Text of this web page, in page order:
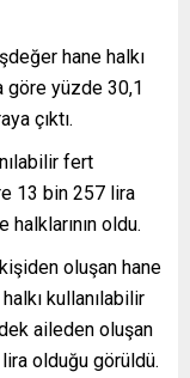
hane halkı
göre yüzde 30,1
çıktı.
fert
13 bin 257 lira
oldu.
oluşan hane
kullanılabilir
aileden oluşan
olduğu görüldü.